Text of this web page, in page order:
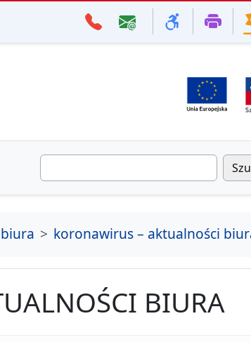
koronawirus – aktualności
BIURA